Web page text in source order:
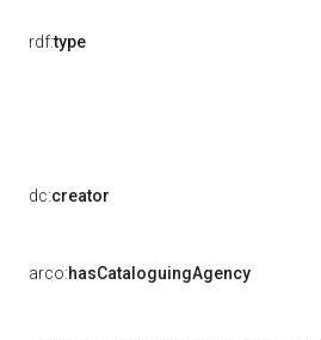
rdf:type
dc:creator
arco:hasCataloguingAgency